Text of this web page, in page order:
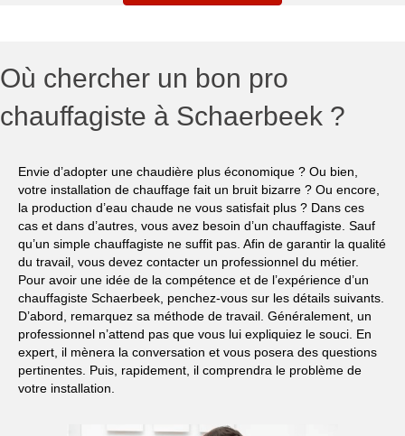
Où chercher un bon pro
chauffagiste à Schaerbeek ?
Envie d’adopter une chaudière plus économique ? Ou bien,
votre installation de chauffage fait un bruit bizarre ? Ou encore,
la production d’eau chaude ne vous satisfait plus ? Dans ces
cas et dans d’autres, vous avez besoin d’un chauffagiste. Sauf
qu’un simple chauffagiste ne suffit pas. Afin de garantir la qualité
du travail, vous devez contacter un professionnel du métier.
Pour avoir une idée de la compétence et de l’expérience d’un
chauffagiste Schaerbeek, penchez-vous sur les détails suivants.
D’abord, remarquez sa méthode de travail. Généralement, un
professionnel n’attend pas que vous lui expliquiez le souci. En
expert, il mènera la conversation et vous posera des questions
pertinentes. Puis, rapidement, il comprendra le problème de
votre installation.